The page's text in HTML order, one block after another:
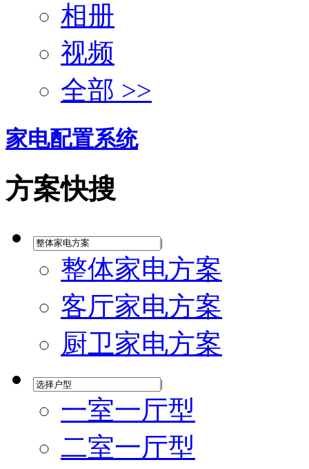
相册
视频
全部 >>
家电配置系统
方案快搜
|
整体家电方案
客厅家电方案
厨卫家电方案
|
一室一厅型
二室一厅型